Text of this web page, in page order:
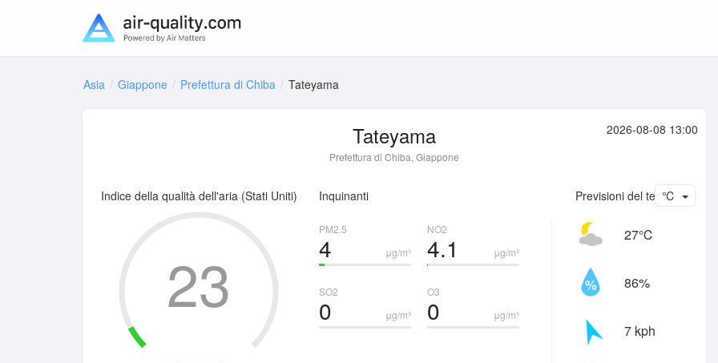
Asia Giappone Prefettura di Chiba Tateyama
Tateyama
Prefettura di Chiba, Giappone
2026-08-08 13:00
Indice della qualità dell'aria (Stati Uniti)
23
Inquinanti
PM2.5
μg/m³
4
NO2
μg/m³
4.1
SO2
μg/m³
0
O3
μg/m³
0
Previsioni del tempo
℃
27℃
86%
7 kph